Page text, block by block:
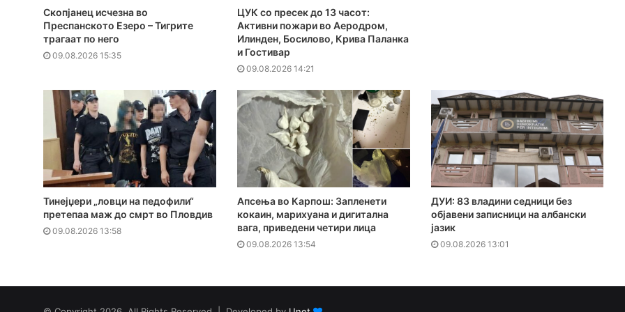
Скопјанец исчезна во
Преспанското Езеро – Тигрите
трагаат по него
09.08.2026 15:35
ЦУК со пресек до 13 часот:
Активни пожари во Аеродром,
Илинден, Босилово, Крива Паланка
и Гостивар
09.08.2026 14:21
Тинејџери „ловци на педофили“
претепаа маж до смрт во Пловдив
09.08.2026 13:58
Апсења во Карпош: Запленети
кокаин, марихуана и дигитална
вага, приведени четири лица
09.08.2026 13:54
ДУИ: 83 владини седници без
објавени записници на албански
јазик
09.08.2026 13:01